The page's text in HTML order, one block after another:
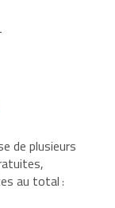
de plusieurs
au total :